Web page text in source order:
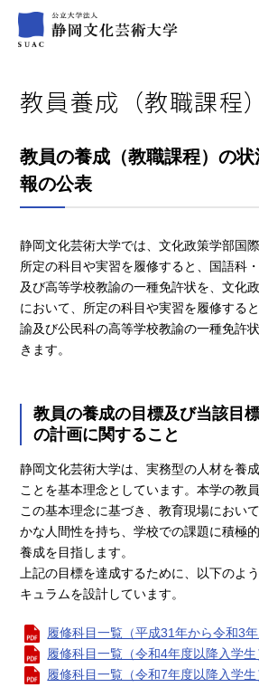
教員養成（教職課程
教員の養成（教職課程）の
報の公表
静岡文化芸術大学では、文化政策学部国
所定の科目や実習を履修すると、国語科
及び高等学校教諭の一種免許状を、文化
において、所定の科目や実習を履修する
諭及び公民科の高等学校教諭の一種免許
きます。
教員の養成の目標及び当該目
の計画に関すること
静岡文化芸術大学は、実務型の人材を養
ことを基本理念としています。本学の教
この基本理念に基づき、教育現場におい
かな人間性を持ち、学校での課題に積極
養成を目指します。
上記の目標を達成するために、以下のよ
キュラムを設計しています。
履修科目一覧（平成31年から令和3
履修科目一覧（令和4年度以降入学
履修科目一覧（令和7年度以降入学